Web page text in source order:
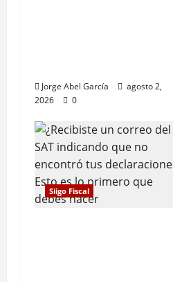
Jorge Abel García
agosto 2,
2026
0
Siigo Fiscal